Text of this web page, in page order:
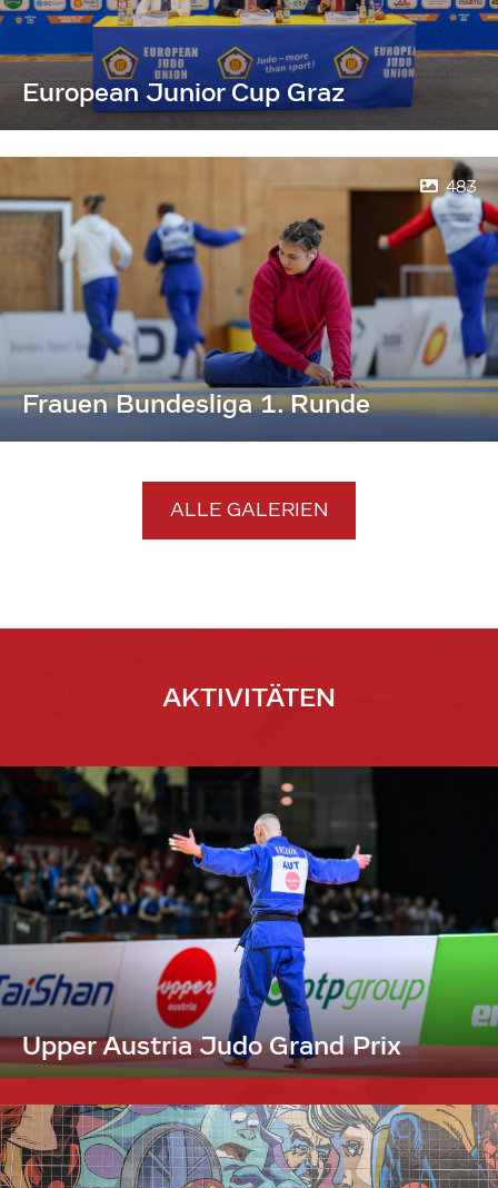
European Junior Cup Graz
483
Frauen Bundesliga 1. Runde
ALLE GALERIEN
AKTIVITÄTEN
Upper Austria Judo Grand Prix